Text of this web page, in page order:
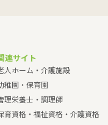
連サイト
人ホーム・介護施設
稚園・保育園
理栄養士・調理師
育資格・福祉資格・介護資格